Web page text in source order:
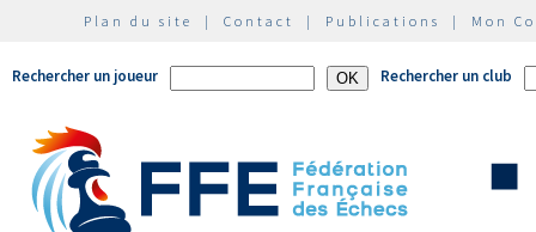
Plan du site | Contact | Publications | Mon
Rechercher un joueur Rechercher un club